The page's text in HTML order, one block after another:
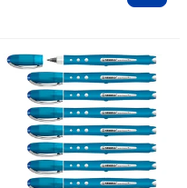
Prix 34,58€